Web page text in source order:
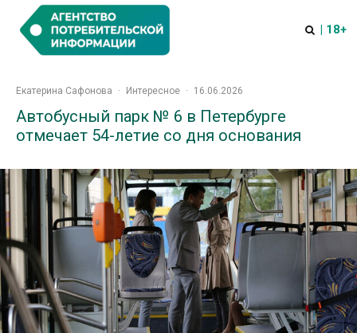
| 18+
Екатерина Сафонова · Интересное · 16.06.2026
Автобусный парк № 6 в Петербурге
отмечает 54-летие со дня основания